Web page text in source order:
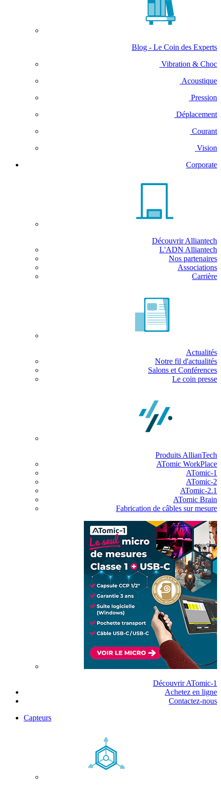
Blog - Le Coin des Experts
Vibration & Choc
Acoustique
Pression
Déplacement
Courant
Vision
Corporate
Découvrir Alliantech
L'ADN Alliantech
Nos partenaires
Associations
Carrière
Actualités
Notre fil d'actualités
Salons et Conférences
Le coin presse
Produits AllianTech
ATomic WorkPlace
ATomic-1
ATomic-2
ATomic-2.1
ATomic Brain
Fabrication de câbles sur mesure
Découvrir ATomic-1
Achetez en ligne
Contactez-nous
Capteurs